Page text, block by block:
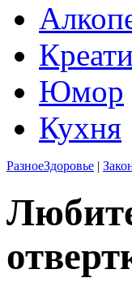
Юмор
Кухня
РазноеЗдоровье |